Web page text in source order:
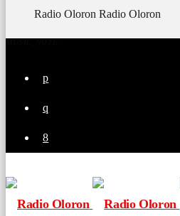
Radio Oloron Radio Oloron